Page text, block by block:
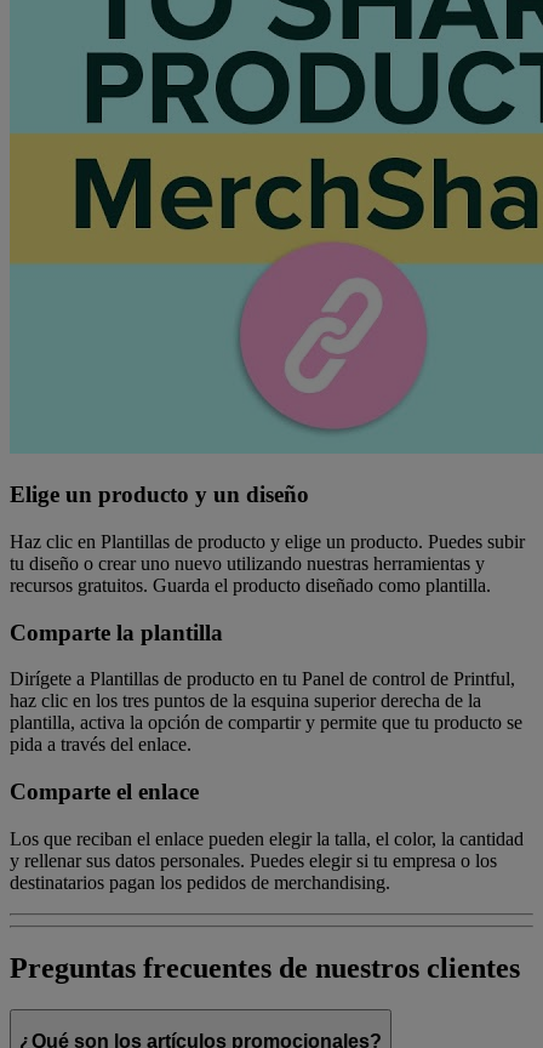
Elige un producto y un diseño
Haz clic en Plantillas de producto y elige un producto. Puedes subir
tu diseño o crear uno nuevo utilizando nuestras herramientas y
recursos gratuitos. Guarda el producto diseñado como plantilla.
Comparte la plantilla
Dirígete a Plantillas de producto en tu Panel de control de Printful,
haz clic en los tres puntos de la esquina superior derecha de la
plantilla, activa la opción de compartir y permite que tu producto se
pida a través del enlace.
Comparte el enlace
Los que reciban el enlace pueden elegir la talla, el color, la cantidad
y rellenar sus datos personales. Puedes elegir si tu empresa o los
destinatarios pagan los pedidos de merchandising.
Preguntas frecuentes de nuestros clientes
¿Qué son los artículos promocionales?